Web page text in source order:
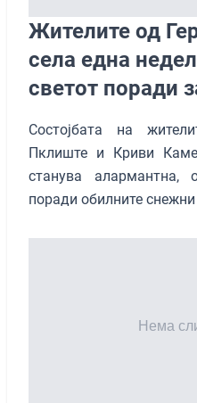
Жителите од
села една
светот поради
Состојбата на
Пклиште и Криви
станува алармантна,
поради обилните